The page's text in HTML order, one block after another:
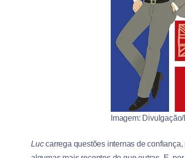
Imagem:
Luccarrega questões internas de